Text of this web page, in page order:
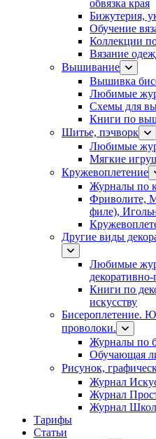
обвязка края
Бижутерия,
Обучение
Коллекции
Вязание
Вышивание
Вышивка
Любимые
Схемы для
Книги по
Шитье, пэчворк
Любимые
Мягкие
Кружевоплетение
Журналы по
Фриволите,
филе),
Другие виды
Любимые
Книги по
искусству
Бисероплетение.
проволоки.
Журналы по
Обучающая
Рисунок,
Журнал
Журнал
Журнал
Тарифы
Статьи